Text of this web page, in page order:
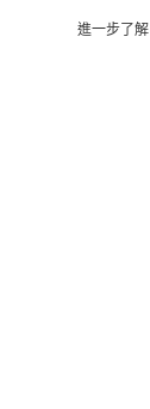
進一步了解